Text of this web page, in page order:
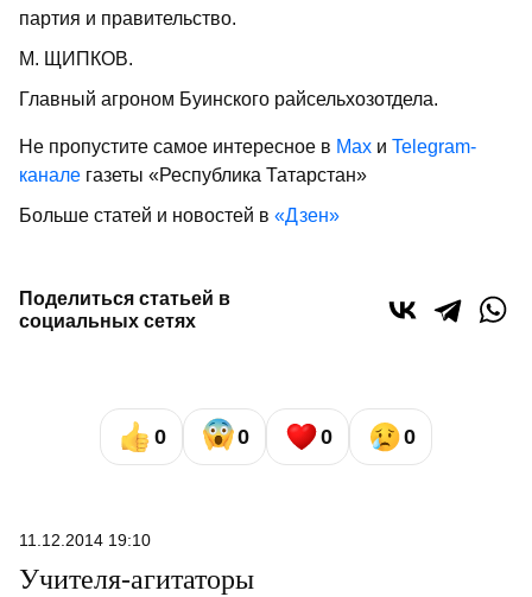
партия и правительство.
М. ЩИПКОВ.
Главный агроном Буинского райсельхозотдела.
Не пропустите самое интересное в Max и Telegram-
канале газеты «Республика Татарстан»
Больше статей и новостей в «Дзен»
Поделиться статьей в
социальных сетях
0 0 0 0
11.12.2014 19:10
Учителя-агитаторы